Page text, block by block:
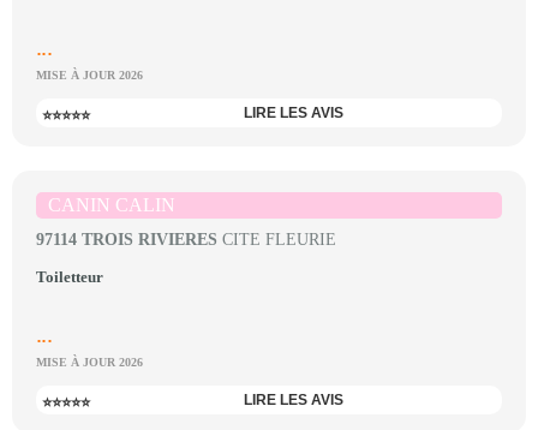
...
MISE À JOUR 2026
⭐⭐⭐⭐⭐ LIRE LES AVIS
CANIN CALIN
97114 TROIS RIVIERES CITE FLEURIE
Toiletteur
...
MISE À JOUR 2026
⭐⭐⭐⭐⭐ LIRE LES AVIS